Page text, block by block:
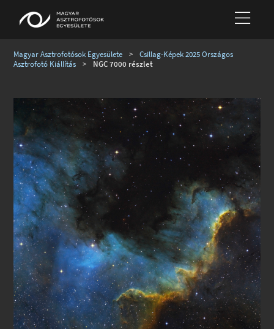
Magyar Asztrofotósok Egyesülete >
Csillag-Képek 2025 Országos
Asztrofotó Kiállítás
> NGC 7000 részlet